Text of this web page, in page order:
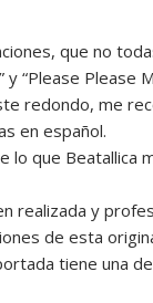
que no
“Please Please
redondo, me
en español.
que Beatallica
realizada y
de esta
tiene una